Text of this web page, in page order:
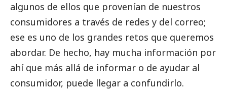
algunos de ellos que provenían de nuestros
consumidores a través de redes y del correo;
ese es uno de los grandes retos que queremos
abordar. De hecho, hay mucha información por
ahí que más allá de informar o de ayudar al
consumidor, puede llegar a confundirlo.